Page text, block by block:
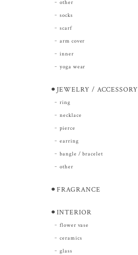
other
socks
scarf
arm cover
inner
yoga wear
⚫︎JEWELRY / ACCESSORY
ring
necklace
pierce
earring
bangle / bracelet
other
⚫︎FRAGRANCE
⚫︎INTERIOR
flower vase
ceramics
glass